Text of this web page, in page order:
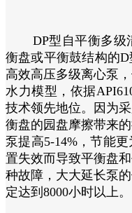
DP型自平衡多级
衡盘或平衡鼓结构的
高效高压多级离心泵
水力模型，依据
技术领先地位。因为
衡盘的园盘摩擦带来
泵提高5-14%，节能
置失效而导致平衡盘
种故障，大大延长泵
定达到8000小时以上。